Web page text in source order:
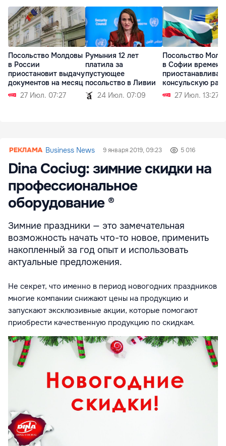
Посольство Молдовы
в России
приостановит выдачу
документов на месяц
27 Июл. 07:27
Румыния 12 лет
платила за
пустующее
посольство в Ливии
24 Июл. 07:09
Посольство
в Софии
консульскую
27 Июл. 13:27
Business News 9 января 2019, 09:23 5 016
Dina Cociug: зимние скидки на
профессиональное
оборудование ®
Зимние праздники — это замечательная
возможность начать что-то новое, применить
накопленный за год опыт и использовать
актуальные предложения.
Не секрет, что именно в период новогодних праздников
многие компании снижают цены на продукцию и
запускают эксклюзивные акции, которые помогают
приобрести качественную продукцию по скидкам.